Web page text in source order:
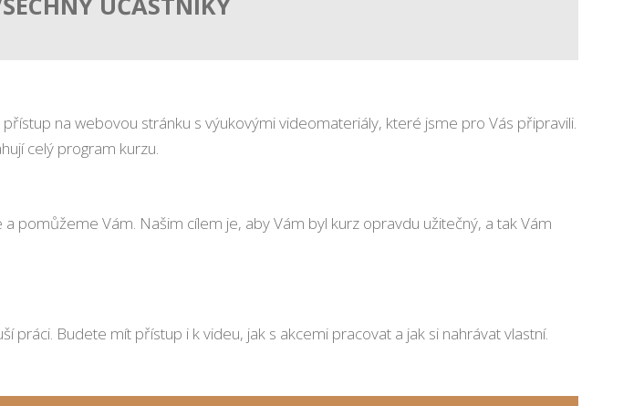
na webovou stránku s výukovými videomateriály, které jsme pro Vás připravili.
celý program kurzu.
pomůžeme Vám. Našim cílem je, aby Vám byl kurz opravdu užitečný, a tak Vám
práci. Budete mít přístup i k videu, jak s akcemi pracovat a jak si nahrávat vlastní.